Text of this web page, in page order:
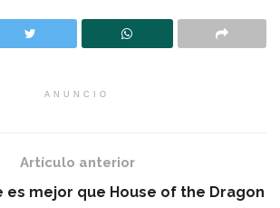
ANUNCIO
Artículo anterior
es mejor que House of the Dragon